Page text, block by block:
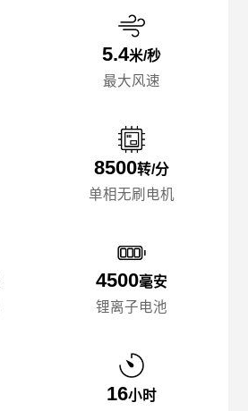
5.4米/秒
最大风速
8500转/分
单相无刷电机
4500毫安
锂离子电池
16小时